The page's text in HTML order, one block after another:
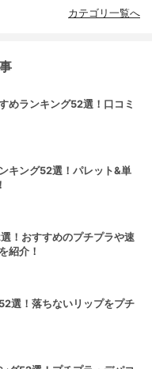
カテゴリ一覧へ
めランキング52選！口コミ
キング52選！パレット&単
！おすすめのプチプラや速
紹介！
選！落ちないリップをプチ